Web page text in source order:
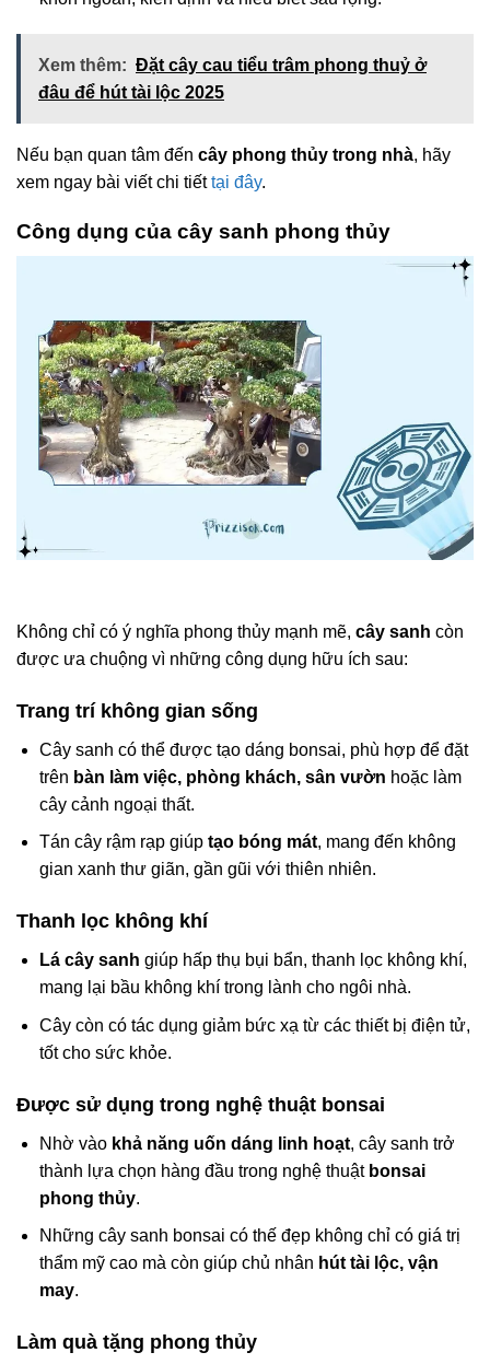
Xem thêm: Đặt cây cau tiểu trâm phong thuỷ ở
đâu để hút tài lộc 2025
Nếu bạn quan tâm đến cây phong thủy trong nhà, hãy
xem ngay bài viết chi tiếttại đây.
Công dụng của cây sanh phong thủy
Không chỉ có ý nghĩa phong thủy mạnh mẽ, cây sanh còn
được ưa chuộng vì những công dụng hữu ích sau:
Trang trí không gian sống
Cây sanh có thể được tạo dáng bonsai, phù hợp để đặt
trên bàn làm việc, phòng khách, sân vườn hoặc làm
cây cảnh ngoại thất.
Tán cây rậm rạp giúp tạo bóng mát, mang đến không
gian xanh thư giãn, gần gũi với thiên nhiên.
Thanh lọc không khí
Lá cây sanh giúp hấp thụ bụi bẩn, thanh lọc không khí,
mang lại bầu không khí trong lành cho ngôi nhà.
Cây còn có tác dụng giảm bức xạ từ các thiết bị điện tử,
tốt cho sức khỏe.
Được sử dụng trong nghệ thuật bonsai
Nhờ vào khả năng uốn dáng linh hoạt, cây sanh trở
thành lựa chọn hàng đầu trong nghệ thuật bonsai
phong thủy.
Những cây sanh bonsai có thế đẹp không chỉ có giá trị
thẩm mỹ cao mà còn giúp chủ nhân hút tài lộc, vận
may.
Làm quà tặng phong thủy